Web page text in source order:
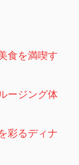
食を満喫す
ージング体
彩るディナ